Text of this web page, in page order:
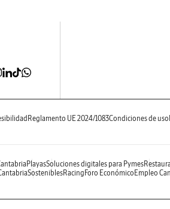
Reglamento UE 2024/1083Condiciones de uso
PlayasSoluciones digitales para Pymes
SosteniblesRacing Foro Económico Empleo